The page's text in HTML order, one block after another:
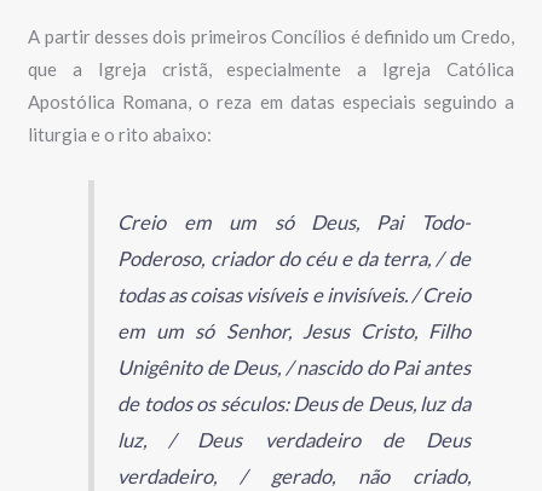
A partir desses dois primeiros Concílios é definido um Credo,
que a Igreja cristã, especialmente a Igreja Católica
Apostólica Romana, o reza em datas especiais seguindo a
liturgia e o rito abaixo:
Creio em um só Deus, Pai Todo-
Poderoso, criador do céu e da terra, / de
todas as coisas visíveis e invisíveis. / Creio
em um só Senhor, Jesus Cristo, Filho
Unigênito de Deus, / nascido do Pai antes
de todos os séculos: Deus de Deus, luz da
luz, / Deus verdadeiro de Deus
verdadeiro, / gerado, não criado,